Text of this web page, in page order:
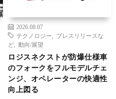
2026.08.07
テクノロジー
プレスリリースな
ど
動向/展望
ロジスネクストが防爆仕様車
のフォークをフルモデルチェ
ンジ、オペレーターの快適性
向上図る